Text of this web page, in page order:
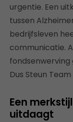
urgentie. Een
tussen
bedrijfsleven
communicatie.
fondsenwerving
Dus Steun
Een
uitdaagt